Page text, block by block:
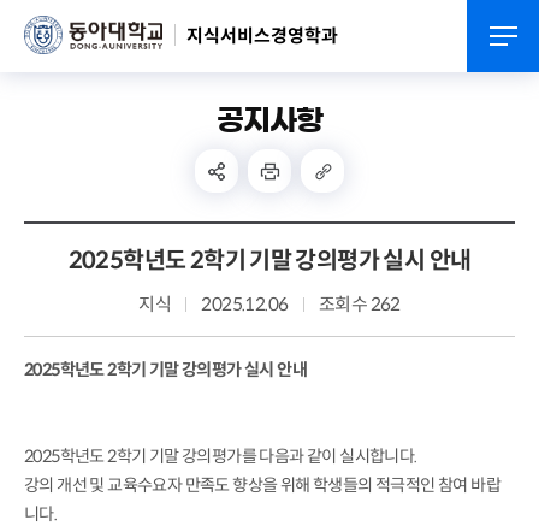
지식서비스경영학과
공지사항
2025학년도 2학기 기말 강의평가 실시 안내
지식 2025.12.06 조회수 262
2025학년도 2학기 기말 강의평가 실시 안내
2025학년도 2학기 기말 강의평가를 다음과 같이 실시합니다.
강의 개선 및 교육수요자 만족도 향상을 위해 학생들의 적극적인 참여 바랍
니다.